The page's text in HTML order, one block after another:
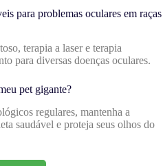
para problemas oculares em raças
terapia a laser e terapia
para diversas doenças oculares.
pet gigante?
regulares, mantenha a
saudável e proteja seus olhos do